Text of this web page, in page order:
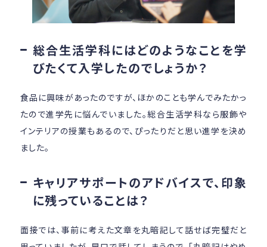
総合生活学科にはどのようなことを学
びたくて入学したのでしょうか？
食品に興味があったのですが、ほかのことも学んでみたかっ
たので進学先に悩んでいました。総合生活学科なら服飾や
インテリアの授業もあるので、ぴったりだと思い進学を決め
ました。
キャリアサポートのアドバイスで、印象
に残っていることは？
面接では、事前に考えた文章を丸暗記して話せば完璧だと